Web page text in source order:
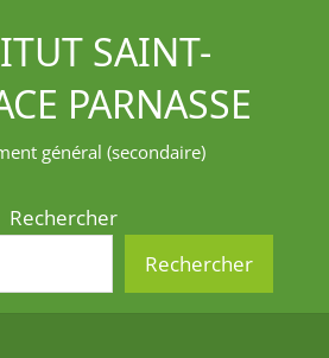
SAINT-
PARNASSE
général (secondaire)
Rechercher
Rechercher